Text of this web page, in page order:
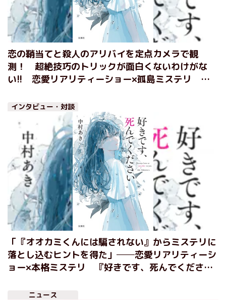
恋の鞘当てと殺人のアリバイを定点カメラで観
測！ 超絶技巧のトリックが面白くないわけがな
い!! 恋愛リアリティーショー×孤島ミステリ
インタビュー・対談
「『オオカミくんには騙されない』からミステリに
落とし込むヒントを得た」──恋愛リアリティーシ
ョー×本格ミステリ 『好きです、死んでくださ
ニュース